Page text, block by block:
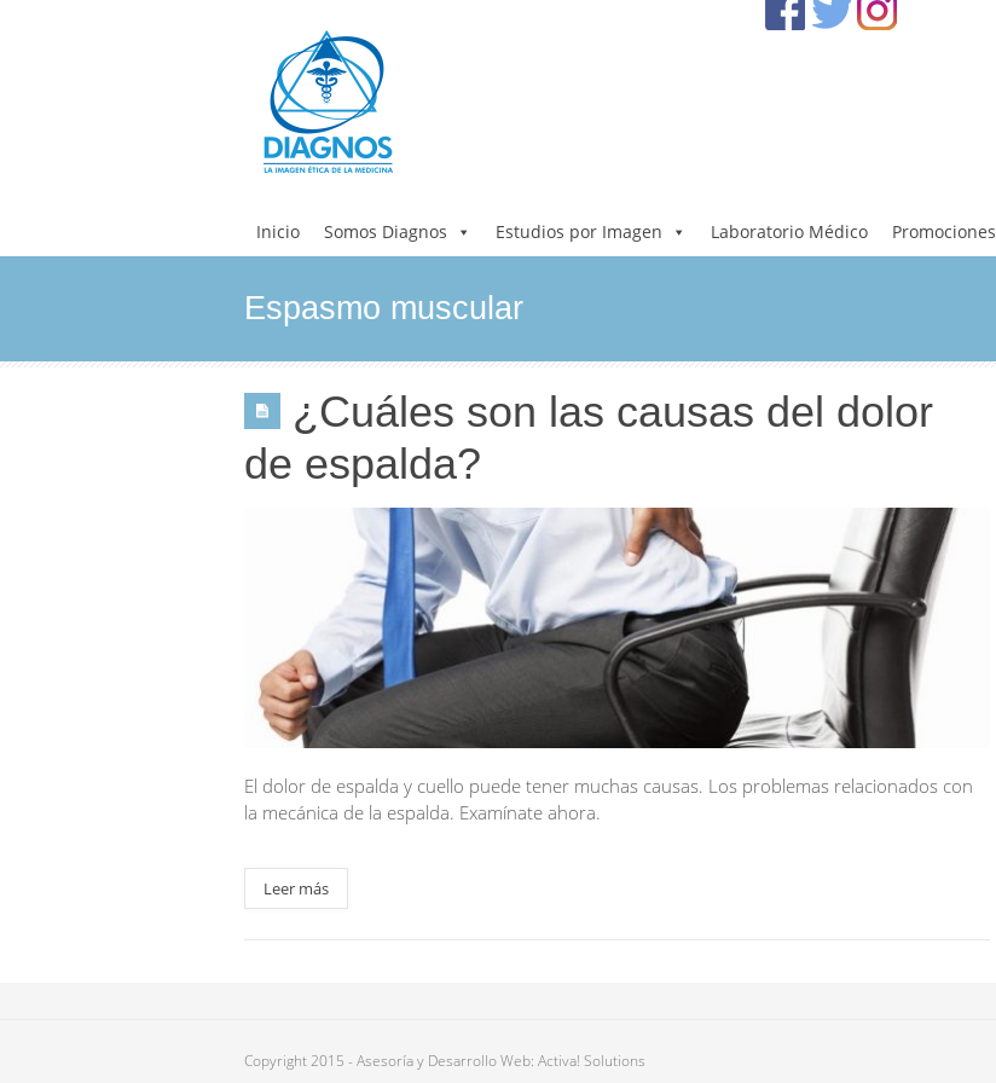
Inicio Somos Diagnos Estudios por Imagen Laboratorio Médico Promociones
Espasmo muscular
¿Cuáles son las causas del dolor
de espalda?
El dolor de espalda y cuello puede tener muchas causas. Los problemas relacionados con
la mecánica de la espalda. Examínate ahora.
Leer más
Copyright 2015 - Asesoría y Desarrollo Web: Activa! Solutions